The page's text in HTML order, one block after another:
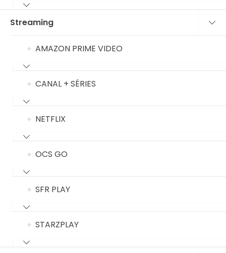
Streaming
AMAZON PRIME VIDEO
CANAL + SÉRIES
NETFLIX
OCS GO
SFR PLAY
STARZPLAY